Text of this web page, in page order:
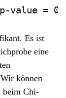
value =
Es ist
eine
können
beim Chi-